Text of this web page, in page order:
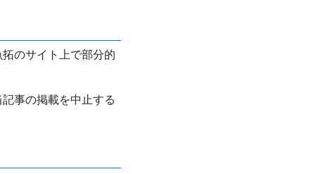
のサイト上で部分的
事の掲載を中止する